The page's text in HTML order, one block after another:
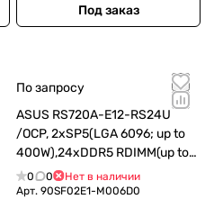
Под заказ
По запросу
ASUS RS720A-E12-RS24U
/OCP, 2xSP5(LGA 6096; up to
400W),24xDDR5 RDIMM(up to
6TB),24xNVMe/SATA(16
NVMe+8x
0 0
Нет в наличии
Арт. 90SF02E1-M006D0